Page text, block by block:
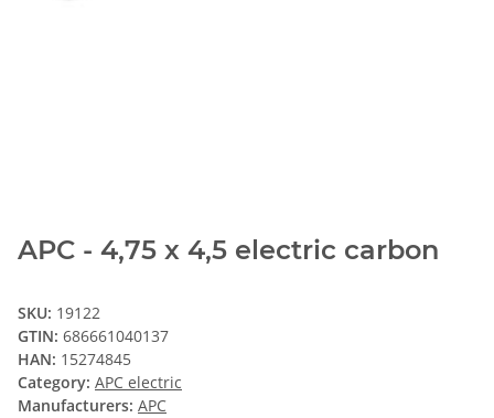
APC - 4,75 x 4,5 electric carbon
SKU: 19122
GTIN: 686661040137
HAN: 15274845
Category: APC electric
Manufacturers: APC